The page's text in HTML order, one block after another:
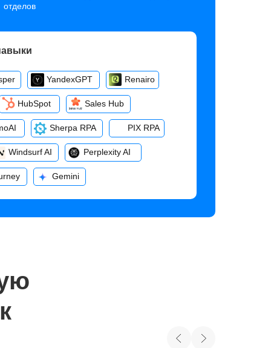
отделов
PIX RPA
Sherpa RPA
Gemini
Windsurf AI Perplexity AI
HubSpot Sales Hub
Renairo
YandexGPT